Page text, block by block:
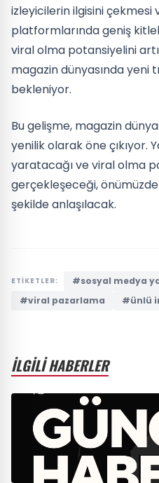
izleyicilerin ilgisini çekmesi
platformlarında geniş
viral olma potansiyelini
magazin dünyasında yeni
bekleniyor.
Bu gelişme, magazin
yenilik olarak öne çıkıyor.
yaratacağı ve viral olma
gerçekleşeceği,
şekilde anlaşılacak.
ETİKETLER:
#sosyal medya
#viral pazarlama
#ünlü
İLGİLİ HABERLER